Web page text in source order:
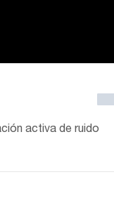
activa de ruido